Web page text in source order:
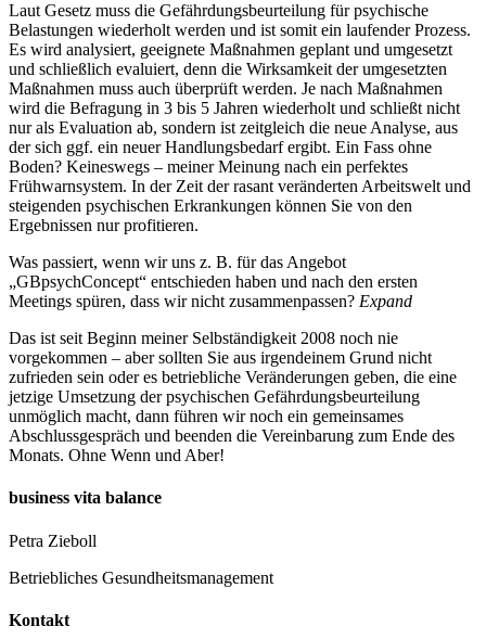
Laut Gesetz muss die Gefährdungsbeurteilung für psychische
Belastungen wiederholt werden und ist somit ein laufender Prozess.
Es wird analysiert, geeignete Maßnahmen geplant und umgesetzt
und schließlich evaluiert, denn die Wirksamkeit der umgesetzten
Maßnahmen muss auch überprüft werden. Je nach Maßnahmen
wird die Befragung in 3 bis 5 Jahren wiederholt und schließt nicht
nur als Evaluation ab, sondern ist zeitgleich die neue Analyse, aus
der sich ggf. ein neuer Handlungsbedarf ergibt. Ein Fass ohne
Boden? Keineswegs – meiner Meinung nach ein perfektes
Frühwarnsystem. In der Zeit der rasant veränderten Arbeitswelt und
steigenden psychischen Erkrankungen können Sie von den
Ergebnissen nur profitieren.
Was passiert, wenn wir uns z. B. für das Angebot
„GBpsychConcept“ entschieden haben und nach den ersten
Meetings spüren, dass wir nicht zusammenpassen? Expand
Das ist seit Beginn meiner Selbständigkeit 2008 noch nie
vorgekommen – aber sollten Sie aus irgendeinem Grund nicht
zufrieden sein oder es betriebliche Veränderungen geben, die eine
jetzige Umsetzung der psychischen Gefährdungsbeurteilung
unmöglich macht, dann führen wir noch ein gemeinsames
Abschlussgespräch und beenden die Vereinbarung zum Ende des
Monats. Ohne Wenn und Aber!
business vita balance
Petra Zieboll
Betriebliches Gesundheitsmanagement
Kontakt